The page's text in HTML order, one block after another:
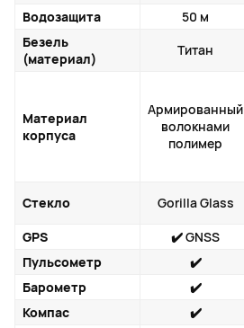
Водозащита
50 м
Безель
(материал)
Титан
Материал
корпуса
Армированный
волокнами
полимер
Стекло Gorilla Glass
GPS
✔️ GNSS
Пульсометр
✔️
Барометр
✔️
Компас
✔️